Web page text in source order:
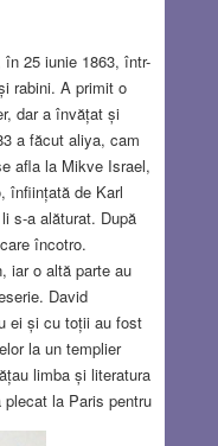
25 iunie 1863, într-
rabini. A primit o
dar a învățat și
a făcut aliya, cam
afla la Mikve Israel,
înființată de Karl
s-a alăturat. După
încotro.
iar o altă parte au
David
ei și cu toții au fost
la un templier
limba și literatura
la Paris pentru
timp a fost